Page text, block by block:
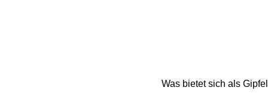
Was bietet sich als